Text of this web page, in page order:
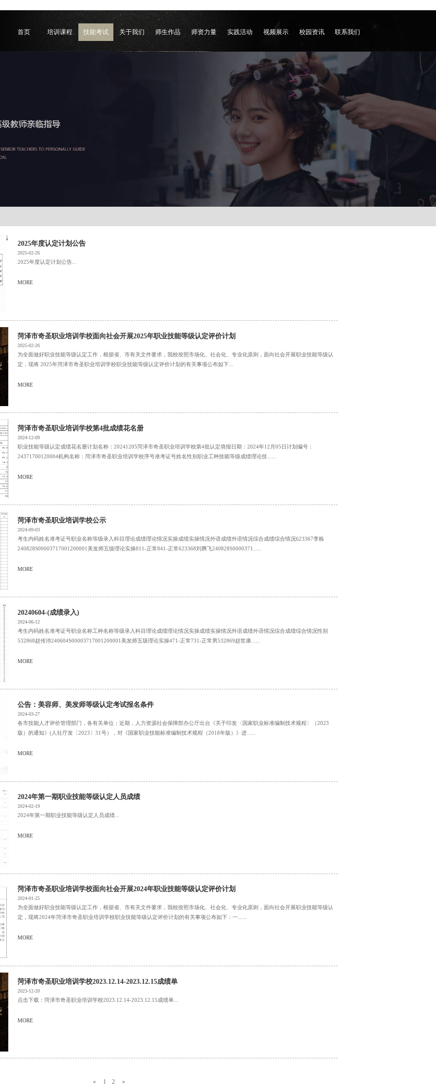
首页 培训课程 技能考试 关于我们 师生作品 师资力量 实践活动 视频展示 校园资讯 联系我们
2025年度认定计划公告
2025-02-26
2025年度认定计划公告...
MORE
菏泽市奇圣职业培训学校面向社会开展2025年职业技能等级认定评价计划
2025-02-26
为全面做好职业技能等级认定工作，根据省、市有关文件要求，我校按照市场化、社会化、专业化原则，面向社会开展职业技能等级认
定，现将 2025年菏泽市奇圣职业培训学校职业技能等级认定评价计划的有关事项公布如下...
MORE
菏泽市奇圣职业培训学校第4批成绩花名册
2024-12-09
职业技能等级认定成绩花名册计划名称：20241205菏泽市奇圣职业培训学校第4批认定填报日期：2024年12月05日计划编号：
24371700120004机构名称：菏泽市奇圣职业培训学校序号准考证号姓名性别职业工种技能等级成绩理论技......
MORE
菏泽市奇圣职业培训学校公示
2024-09-03
考生内码姓名准考证号职业名称等级录入科目理论成绩理论情况实操成绩实操情况外语成绩外语情况综合成绩综合情况623367李栋
240828S00003717001200001美发师五级理论实操811-正常841-正常623368刘腾飞240828S0000371......
MORE
20240604-(成绩录入)
2024-06-12
考生内码姓名准考证号职业名称工种名称等级录入科目理论成绩理论情况实操成绩实操情况外语成绩外语情况综合成绩综合情况性别
532868赵传沛240604S00003717001200001美发师五级理论实操471-正常731-正常男532869赵世康......
MORE
公告：美容师、美发师等级认定考试报名条件
2024-03-27
各市技能人才评价管理部门，各有关单位：近期，人力资源社会保障部办公厅出台《关于印发〈国家职业标准编制技术规程〉（2023
版）的通知》(人社厅发〔2023〕31号），对《国家职业技能标准编制技术规程（2018年版）》进......
MORE
2024年第一期职业技能等级认定人员成绩
2024-02-19
2024年第一期职业技能等级认定人员成绩...
MORE
菏泽市奇圣职业培训学校面向社会开展2024年职业技能等级认定评价计划
2024-01-25
为全面做好职业技能等级认定工作，根据省、市有关文件要求，我校按照市场化、社会化、专业化原则，面向社会开展职业技能等级认
定，现将2024年菏泽市奇圣职业培训学校职业技能等级认定评价计划的有关事项公布如下：一......
MORE
菏泽市奇圣职业培训学校2023.12.14-2023.12.15成绩单
2023-12-20
点击下载：菏泽市奇圣职业培训学校2023.12.14-2023.12.15成绩单...
MORE
« 1 2 »